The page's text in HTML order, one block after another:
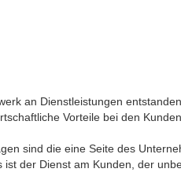
an Dienstleistungen
Vorteile bei den Kunden.
sind die eine Seite des
ist der Dienst am Kunden, der